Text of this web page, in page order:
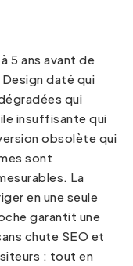
5 ans avant de
daté qui
qui
insuffisante qui
obsolète qui
sont
La
en une seule
garantit une
chute SEO et
: tout en